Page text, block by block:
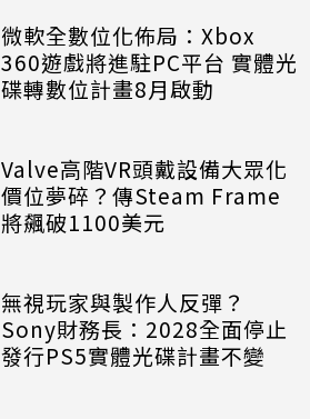
微軟全數位化佈局：Xbox
360遊戲將進駐PC平台 實體光
碟轉數位計畫8月啟動
Valve高階VR頭戴設備大眾化
價位夢碎？傳Steam Frame
將飆破1100美元
無視玩家與製作人反彈？
Sony財務長：2028全面停止
發行PS5實體光碟計畫不變